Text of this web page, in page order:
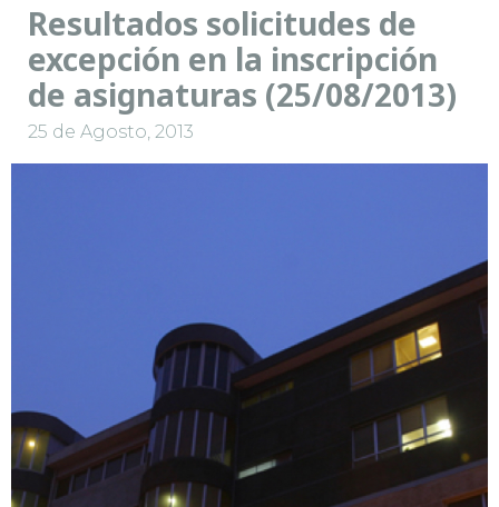
Resultados solicitudes de
excepción en la inscripción
de asignaturas (25/08/2013)
25 de Agosto, 2013